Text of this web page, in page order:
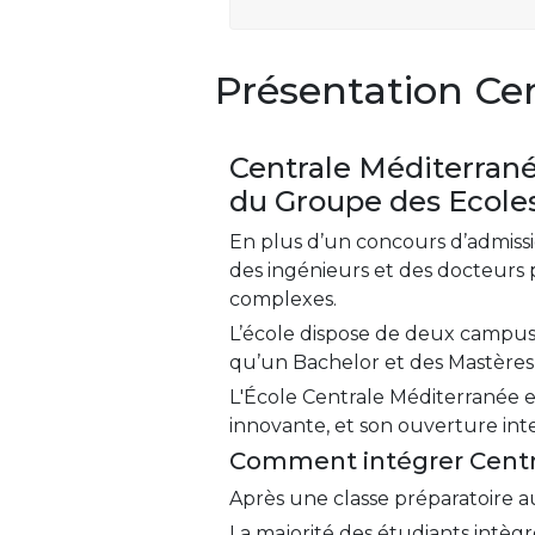
Présentation
Centrale
du Groupe des
En plus d’un concours
des ingénieurs et des docteurs
complexes.
L’école dispose de deux
qu’un Bachelor et des Mastères
L'École Centrale Méditerranée
innovante, et son ouverture
Comment intégrer
Après une classe préparatoire